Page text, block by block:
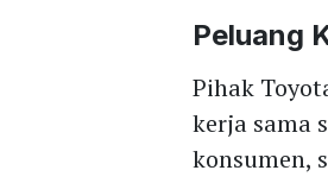
Peluang
Pihak
kerja sama
konsumen,